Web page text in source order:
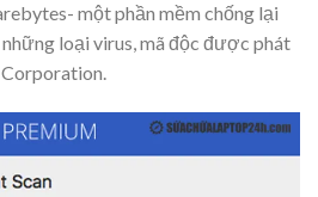
một phần mềm chống lại
loại virus, mã độc được phát